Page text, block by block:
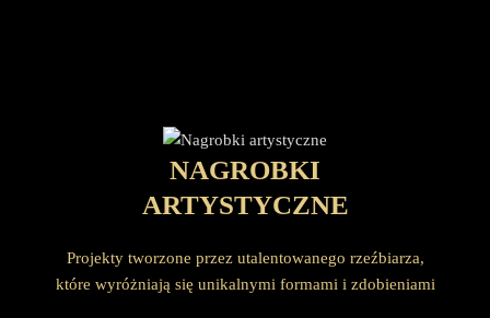
NAGROBKI
ARTYSTYCZNE
Projekty tworzone przez utalentowanego rzeźbiarza,
które wyróżniają się unikalnymi formami i zdobieniami